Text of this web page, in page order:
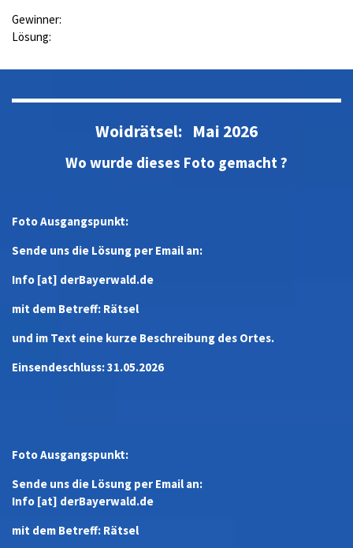
Gewinner:
Lösung:
Woidrätsel: Mai 2026
Wo wurde dieses Foto gemacht ?
Foto Ausgangspunkt:
Sende uns die Lösung per Email an:
Info [at] derBayerwald.de
mit dem Betreff: Rätsel
und im Text eine kurze Beschreibung des Ortes.
Einsendeschluss: 31.05.2026
Foto Ausgangspunkt:
Sende uns die Lösung per Email an:
Info [at] derBayerwald.de
mit dem Betreff: Rätsel